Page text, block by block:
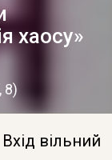
хаосу»
8)
Вхід вільний